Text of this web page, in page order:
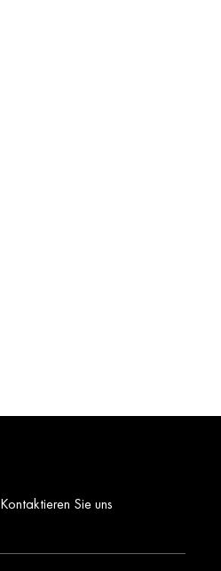
Kontaktieren Sie uns